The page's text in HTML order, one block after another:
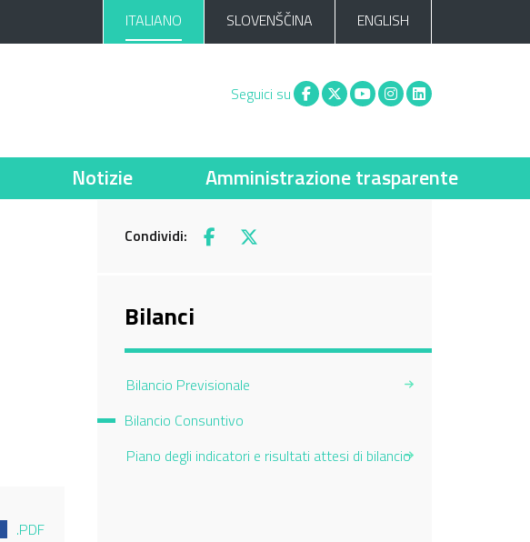
ITALIANO SLOVENŠČINA ENGLISH
Seguici su Facebook
X You tubeInstagram
Linkedin
Notizie Amministrazione trasparente
Condividi: Facebook
X
.PDF
Bilanci
Bilancio Previsionale
Bilancio Consuntivo
Piano degli indicatori e risultati attesi di bilancio